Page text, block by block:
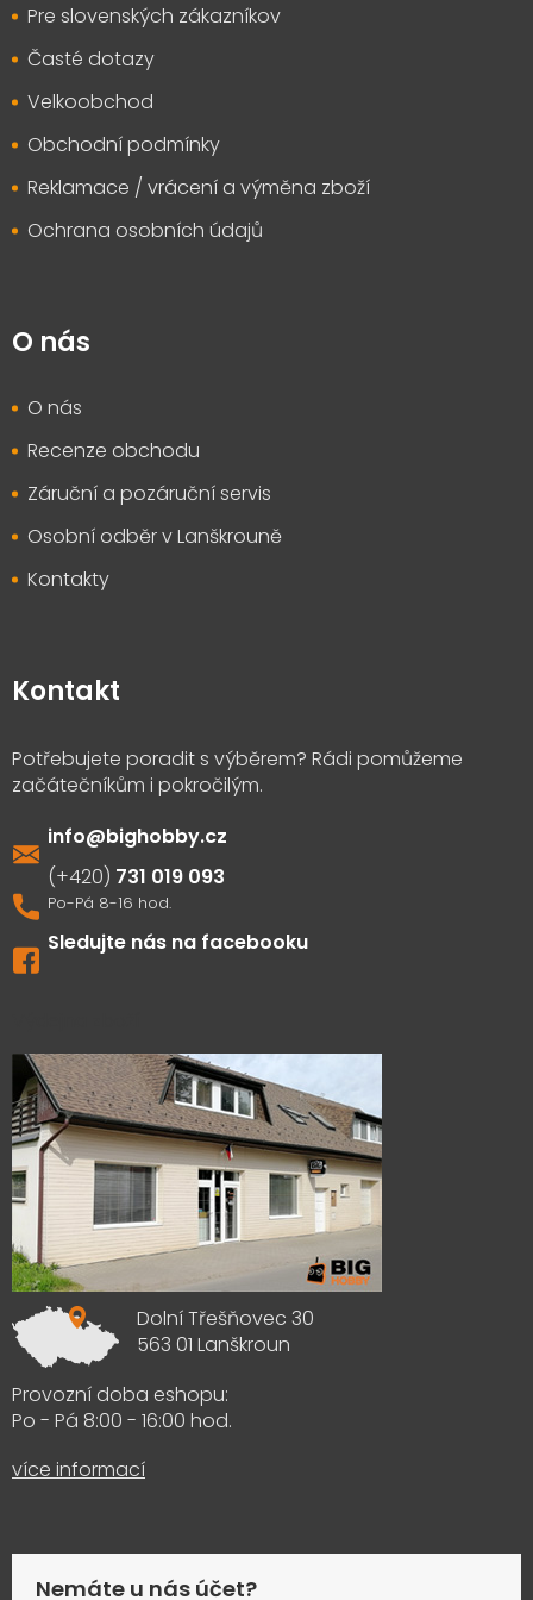
Pre slovenských zákazníkov
Časté dotazy
Velkoobchod
Obchodní podmínky
Reklamace / vrácení a výměna zboží
Ochrana osobních údajů
O nás
O nás
Recenze obchodu
Záruční a pozáruční servis
Osobní odběr v Lanškrouně
Kontakty
Kontakt
info@bighobby.cz
731 019 093
Sledujte nás na facebooku
Dolní Třešňovec 30
563 01 Lanškroun
Provozní doba eshopu:
Po - Pá 8:00 - 16:00 hod.
více informací
Nemáte u nás účet?